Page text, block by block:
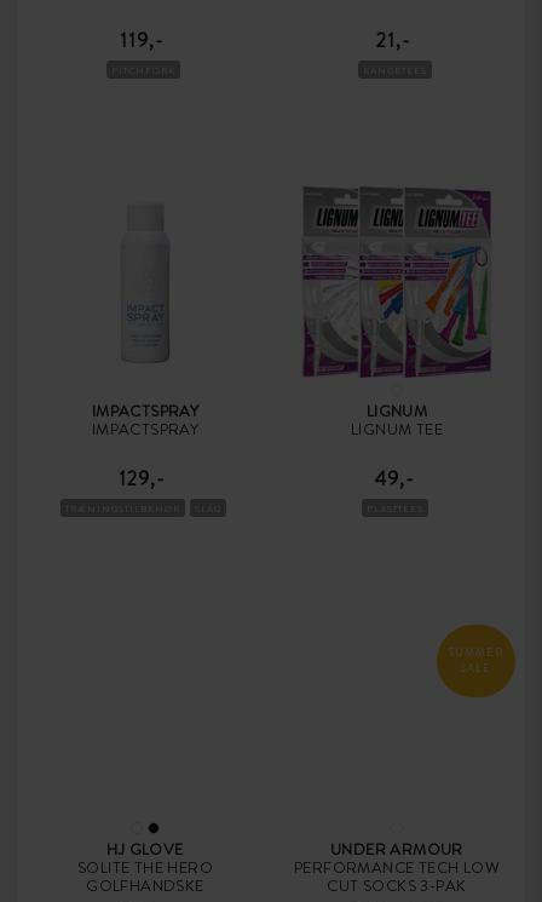
119,- 21,-
IMPACTSPRAY
IMPACTSPRAY
129,-
LIGNUM
LIGNUM TEE
49,-
HJ GLOVE
SOLITE THE HERO
GOLFHANDSKE
SUMMER
SALE
UNDER ARMOUR
PERFORMANCE TECH LOW
CUT SOCKS 3-PAK